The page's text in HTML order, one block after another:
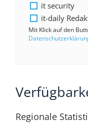
it security
it-daily
Mit Klick auf den
Regionale